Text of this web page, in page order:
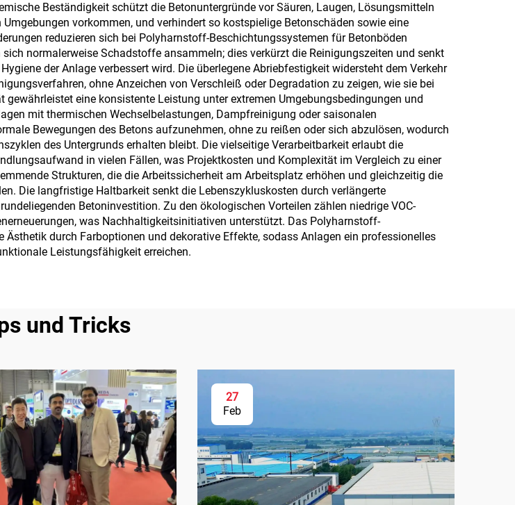
hydrophobe und
oleophobe
Eigenschaften
erforderlich sind
Beständigkeit schützt die Betonuntergründe vor Säuren, Laugen, Lösungsmitteln
vorkommen, und verhindert so kostspielige Betonschäden sowie eine
reduzieren sich bei Polyharnstoff-Beschichtungssystemen für Betonböden
normalerweise Schadstoffe ansammeln; dies verkürzt die Reinigungszeiten und senkt
der Anlage verbessert wird. Die überlegene Abriebfestigkeit widersteht dem Verkehr
ohne Anzeichen von Verschleiß oder Degradation zu zeigen, wie sie bei
eine konsistente Leistung unter extremen Umgebungsbedingungen und
mit thermischen Wechselbelastungen, Dampfreinigung oder saisonalen
Bewegungen des Betons aufzunehmen, ohne zu reißen oder sich abzulösen, wodurch
des Untergrunds erhalten bleibt. Die vielseitige Verarbeitbarkeit erlaubt die
in vielen Fällen, was Projektkosten und Komplexität im Vergleich zu einer
Strukturen, die die Arbeitssicherheit am Arbeitsplatz erhöhen und gleichzeitig die
Die langfristige Haltbarkeit senkt die Lebenszykluskosten durch verlängerte
Betoninvestition. Zu den ökologischen Vorteilen zählen niedrige VOC-
was Nachhaltigkeitsinitiativen unterstützt. Das Polyharnstoff-
durch Farboptionen und dekorative Effekte, sodass Anlagen ein professionelles
Leistungsfähigkeit erreichen.
und Tricks
27
Feb